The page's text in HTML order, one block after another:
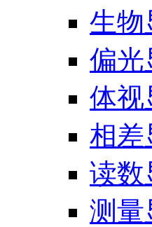
生物
偏光
体视
相差
读数
测量